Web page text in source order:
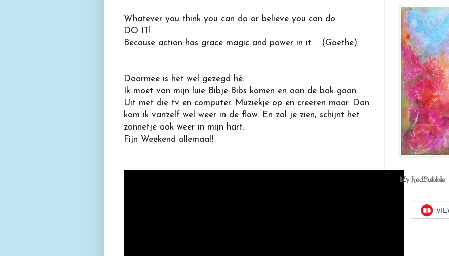
Whatever you think you can do or believe you can do
DO IT!
Because action has grace magic and power in it. (Goethe)
Daarmee is het wel gezegd hè.
Ik moet van mijn luie Bibje-Bibs komen en aan de bak gaan.
Uit met die tv en computer. Muziekje op en creëren maar. Dan
kom ik vanzelf wel weer in de flow. En zal je zien, schijnt het
zonnetje ook weer in mijn hart.
Fijn Weekend allemaal!
My RedBubble